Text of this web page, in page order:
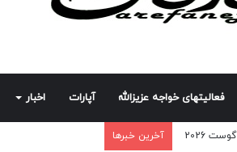
فعالیتهای خواجه عزیزالله آپارات اخبار
آخرین خبرها